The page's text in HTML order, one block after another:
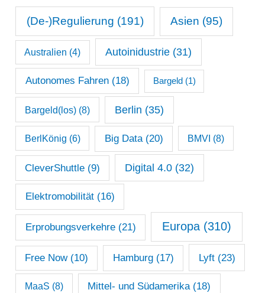
n
a
h
(De-)Regulierung (191) Asien (95)
Australien (4) Autoinidustrie(31)
Autonomes Fahren(18) Bargeld(1)
Bargeld(los)(8) Berlin (35)
BerlKönig (6) Big Data(20) BMVI (8)
CleverShuttle (9) Digital 4.0(32)
Elektromobilität(16)
Erprobungsverkehre(21) Europa(310)
Free Now(10) Hamburg(17) Lyft(23)
MaaS (8) Mittel- und Südamerika(18)